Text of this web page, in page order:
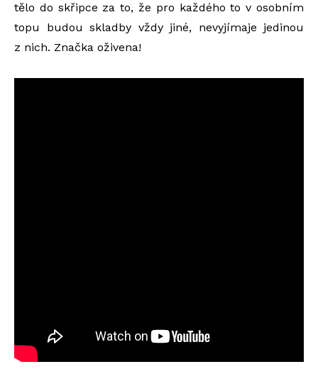
tělo do skřipce za to, že pro každého to v osobním
topu budou skladby vždy jiné, nevyjímaje jedinou
z nich. Značka oživena!